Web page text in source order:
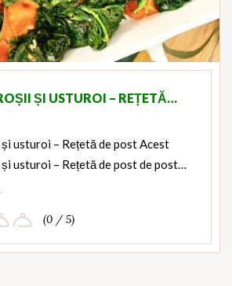
ȘI USTUROI – REȚETĂ…
usturoi – Rețetă de post Acest
usturoi – Rețetă de post de post…
(0 / 5)